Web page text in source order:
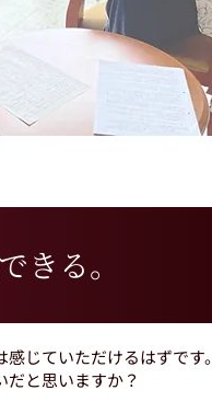
きる。
じていただけるはずです。
と思いますか？